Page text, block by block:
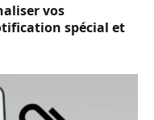
vos
spécial et